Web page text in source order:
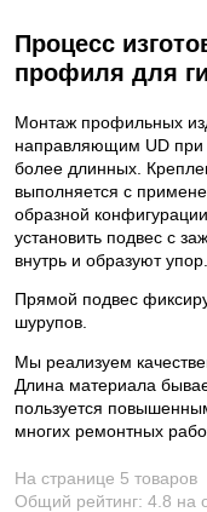
Процесс
профиля для
Монтаж профильных
направляющим UD
более длинных.
выполняется с
образной
установить подвес с
внутрь и образуют упор.
Прямой подвес
шурупов.
Мы реализуем
Длина материала
пользуется
многих ремонтных
На странице 5 товаров
Общий рейтинг: 4.8 на